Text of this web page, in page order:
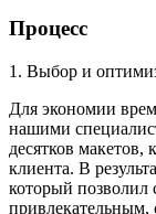
Процесс
1. Выбор и
Для экономии
нашими
десятков макетов,
клиента. В
который позволил